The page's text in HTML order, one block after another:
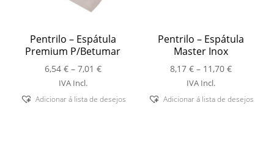
Pentrilo – Espátula
Premium P/Betumar
6,54 € – 7,01 €Price
through
IVA Incl.
Adicionar á lista de desejos
Pentrilo – Espátula
Master Inox
8,17€ – 11,70€Price
through
IVA Incl.
Adicionar á lista de desejos